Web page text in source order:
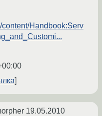
Handbook:Serv
19.05.2010